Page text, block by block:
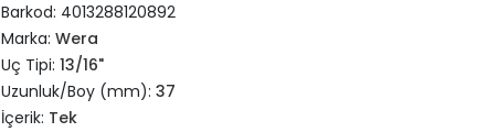
Barkod: 4013288120892
Marka: Wera
Uç Tipi: 13/16"
Uzunluk/Boy (mm): 37
İçerik: Tek